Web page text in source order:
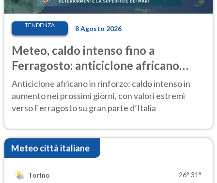
TENDENZA 8 Agosto 2026
Meteo, caldo intenso fino a
Ferragosto: anticiclone africano
ancora protagonista
Anticiclone africano in rinforzo: caldo intenso in
aumento nei prossimi giorni, con valori estremi
verso Ferragosto su gran parte d’Italia
Meteo città italiane
Torino 26° 31°